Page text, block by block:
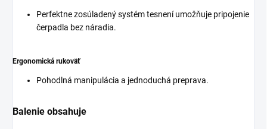
Perfektne zosúladený systém tesnení umožňuje pripojenie
čerpadla bez náradia.
Ergonomická rukoväť
Pohodlná manipulácia a jednoduchá preprava.
Balenie obsahuje